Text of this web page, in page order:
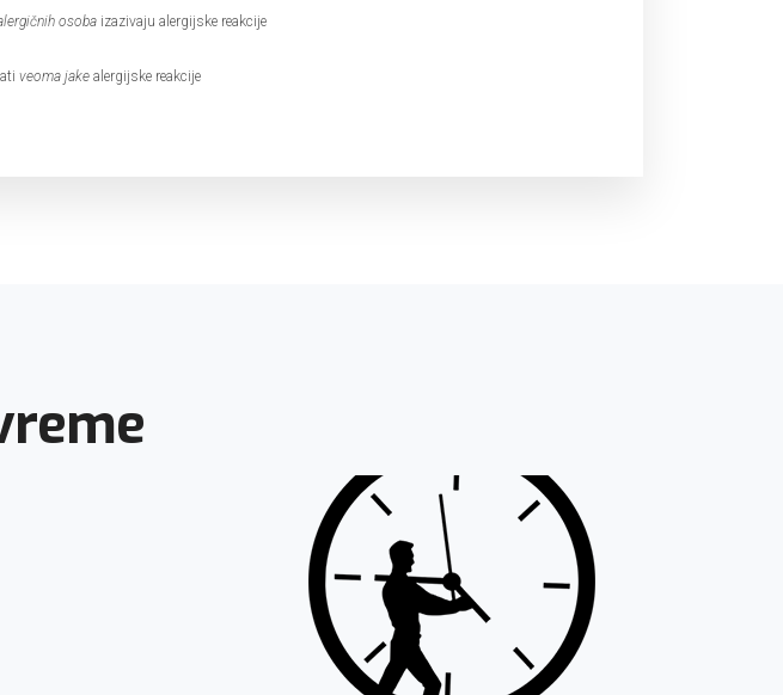
osoba izazivaju alergijske reakcije
veoma jake alergijske reakcije